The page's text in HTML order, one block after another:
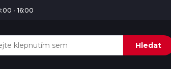
- 16:00
Hledat